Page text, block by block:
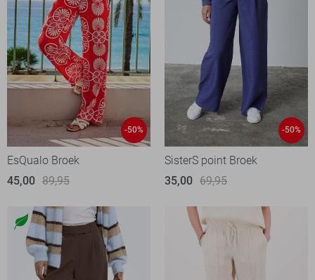
-50%
EsQualo Broek
45,00 89,95
-50%
SisterS point Broek
35,00 69,95